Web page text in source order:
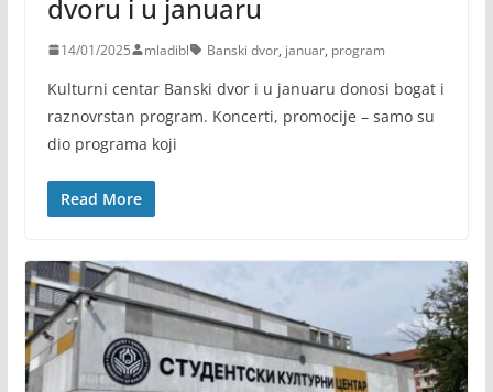
dvoru i u januaru
14/01/2025 mladibl Banski dvor, januar, program
Kulturni centar Banski dvor i u januaru donosi bogat i
raznovrstan program. Koncerti, promocije – samo su
dio programa koji
Read More